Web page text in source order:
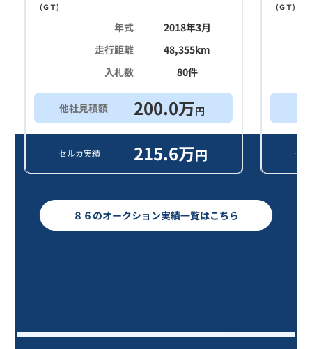
(ＧＴ)
年式
2018年3月
走行距離
48,355km
入札数
80件
他社見積額 200.0万円
セルカ実績 215.6万円
(ＧＴ)
セ
８６のオークション実績一覧はこちら